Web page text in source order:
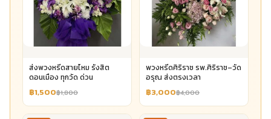
ส่งพวงหรีดสายไหม รังสิต
ดอนเมือง ทุกวัด ด่วน
฿1,500฿1,800
พวงหรีดศิริราช รพ.ศิริราช–วัด
อรุณ ส่งตรงเวลา
฿3,000฿4,000